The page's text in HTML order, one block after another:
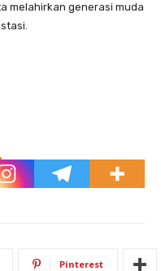
melahirkan generasi muda
Pinterest